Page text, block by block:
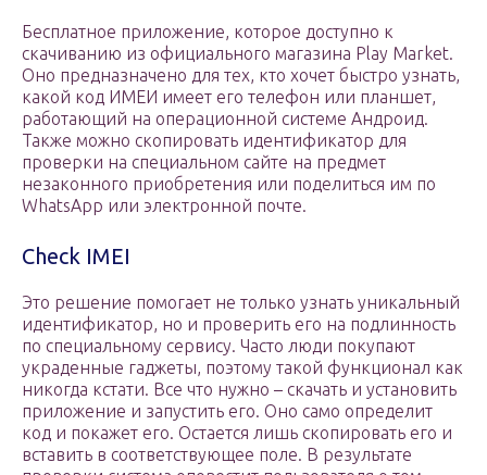
Бесплатное приложение, которое доступно к
скачиванию из официального магазина Play Market.
Оно предназначено для тех, кто хочет быстро узнать,
какой код ИМЕИ имеет его телефон или планшет,
работающий на операционной системе Андроид.
Также можно скопировать идентификатор для
проверки на специальном сайте на предмет
незаконного приобретения или поделиться им по
WhatsApp или электронной почте.
Check IMEI
Это решение помогает не только узнать уникальный
идентификатор, но и проверить его на подлинность
по специальному сервису. Часто люди покупают
украденные гаджеты, поэтому такой функционал как
никогда кстати. Все что нужно – скачать и установить
приложение и запустить его. Оно само определит
код и покажет его. Остается лишь скопировать его и
вставить в соответствующее поле. В результате